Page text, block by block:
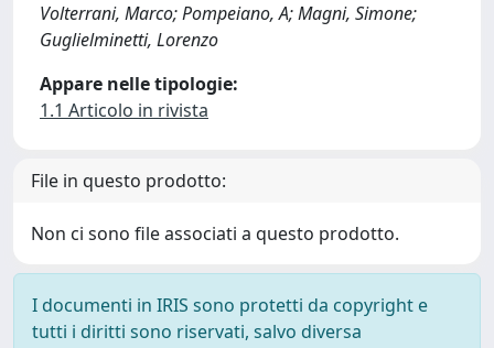
Volterrani, Marco; Pompeiano, A; Magni, Simone;
Guglielminetti, Lorenzo
Appare nelle tipologie:
1.1 Articolo in rivista
File in questo prodotto:
Non ci sono file associati a questo prodotto.
I documenti in IRIS sono protetti da copyright e
tutti i diritti sono riservati, salvo diversa